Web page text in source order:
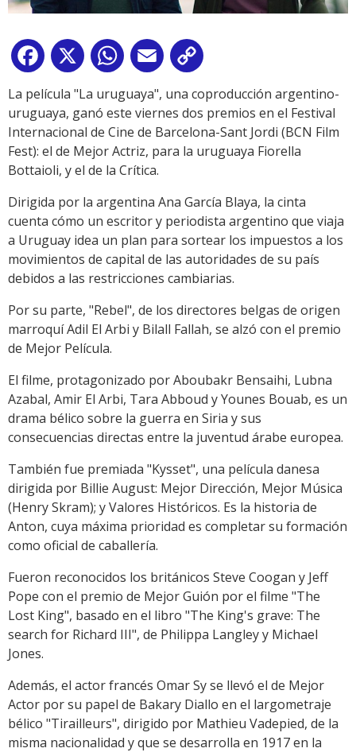
Facebook
X WhatsApp
Email
Link
La película "La uruguaya", una coproducción argentino-
uruguaya, ganó este viernes dos premios en el Festival
Internacional de Cine de Barcelona-Sant Jordi (BCN Film
Fest): el de Mejor Actriz, para la uruguaya Fiorella
Bottaioli, y el de la Crítica.
Dirigida por la argentina Ana García Blaya, la cinta
cuenta cómo un escritor y periodista argentino que viaja
a Uruguay idea un plan para sortear los impuestos a los
movimientos de capital de las autoridades de su país
debidos a las restricciones cambiarias.
Por su parte, "Rebel", de los directores belgas de origen
marroquí Adil El Arbi y Bilall Fallah, se alzó con el premio
de Mejor Película.
El filme, protagonizado por Aboubakr Bensaihi, Lubna
Azabal, Amir El Arbi, Tara Abboud y Younes Bouab, es un
drama bélico sobre la guerra en Siria y sus
consecuencias directas entre la juventud árabe europea.
También fue premiada "Kysset", una película danesa
dirigida por Billie August: Mejor Dirección, Mejor Música
(Henry Skram); y Valores Históricos. Es la historia de
Anton, cuya máxima prioridad es completar su formación
como oficial de caballería.
Fueron reconocidos los británicos Steve Coogan y Jeff
Pope con el premio de Mejor Guión por el filme "The
Lost King", basado en el libro "The King's grave: The
search for Richard III", de Philippa Langley y Michael
Jones.
Además, el actor francés Omar Sy se llevó el de Mejor
Actor por su papel de Bakary Diallo en el largometraje
bélico "Tirailleurs", dirigido por Mathieu Vadepied, de la
misma nacionalidad y que se desarrolla en 1917 en la